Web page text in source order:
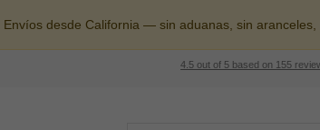
Envíos desde California — sin aduanas, sin
4.5 out of 5 based on 155